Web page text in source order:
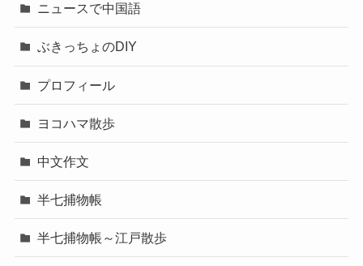
ニュースで中国語
ぶきっちょのDIY
プロフィール
ヨコハマ散歩
中文作文
半七捕物帳
半七捕物帳～江戸散歩